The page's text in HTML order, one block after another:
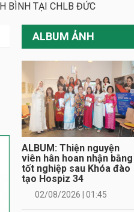
BÌNH TẠI CHLB ĐỨC
ALBUM ẢNH
ALBUM: Thiện nguyện
viên hân hoan nhận bằng
tốt nghiệp sau Khóa đào
tạo Hospiz 34
02/08/2026 | 01:45